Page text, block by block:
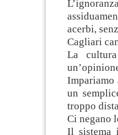
acerbi,
Cagliari
La
Impariamo
un
troppo
Ci negano
Il sistema